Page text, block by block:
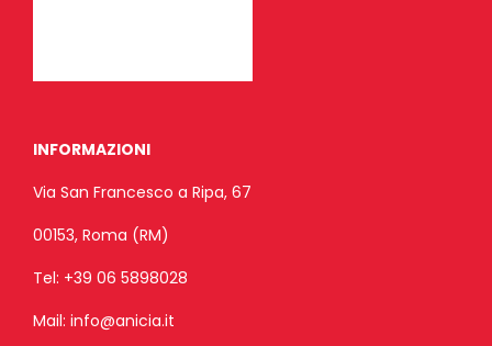
INFORMAZIONI
Via San Francesco a Ripa, 67
00153, Roma (RM)
Tel: +39 06 5898028
Mail: info@anicia.it